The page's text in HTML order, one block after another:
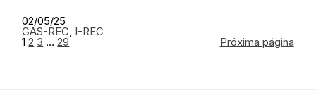
02/05/25
GAS-REC, I-REC
1 2 3 … 29 Próxima página